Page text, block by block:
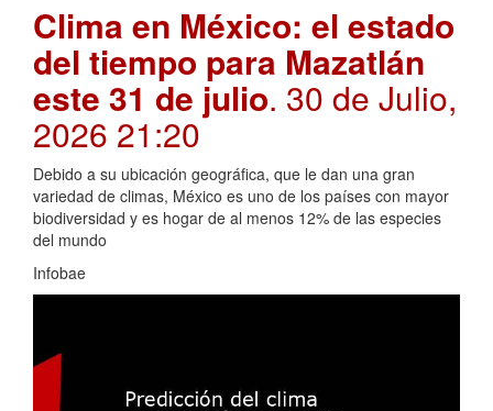
Clima en México: el estado
del tiempo para Mazatlán
este 31 de julio. 30 de Julio,
2026 21:20
Debido a su ubicación geográfica, que le dan una gran
variedad de climas, México es uno de los países con mayor
biodiversidad y es hogar de al menos 12% de las especies
del mundo
Infobae